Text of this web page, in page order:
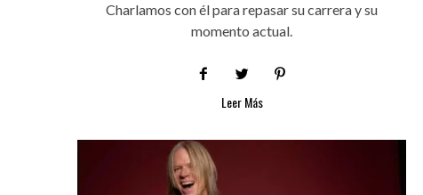
Charlamos con él para repasar su carrera y su
momento actual.
Leer Más